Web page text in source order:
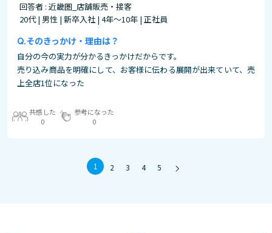
回答者 : 近畿圏_店舗販売・接客
20代 | 男性 | 新卒入社 | 4年～10年 | 正社員
そのきっかけ・理由は？
自分の今の実力が分かるきっかけだからです。
売り込み商品を明確にして、お客様に伝わる展開が出来ていて、売
上全店1位になった
共感した
0
参考になった
0
1 2 3 4 5